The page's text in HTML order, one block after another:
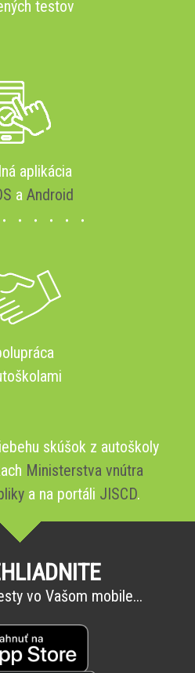
testov
aplikácia
a Android
skúšok z autoškoly
Ministerstva vnútra
a na portáli JISCD.
vo Vašom mobile...